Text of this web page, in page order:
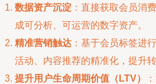
数据资产沉淀 ：直接获取会员消
成可分析、可运营的数字资产。
精准营销触达 ：基于会员标签进
活动、内容推荐的精准化，提升转
提升用户生命周期价值（LTV）